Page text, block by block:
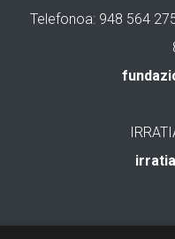
Telefonoa: 948 564
Gure lizentzia: